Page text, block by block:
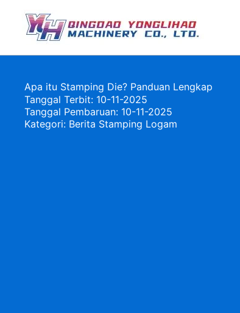
Apa itu Stamping Die? Panduan Lengkap
Tanggal Terbit: 10-11-2025
Tanggal Pembaruan: 10-11-2025
Kategori: Berita Stamping Logam